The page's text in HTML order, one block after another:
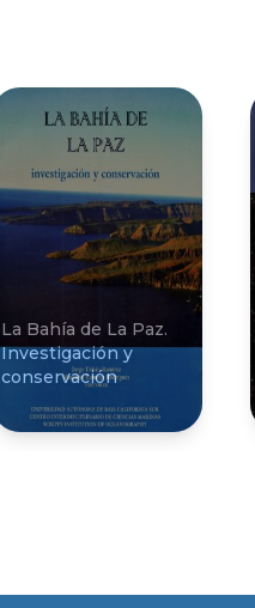
La Bahí­a de La Paz.
Investigación y
conservación